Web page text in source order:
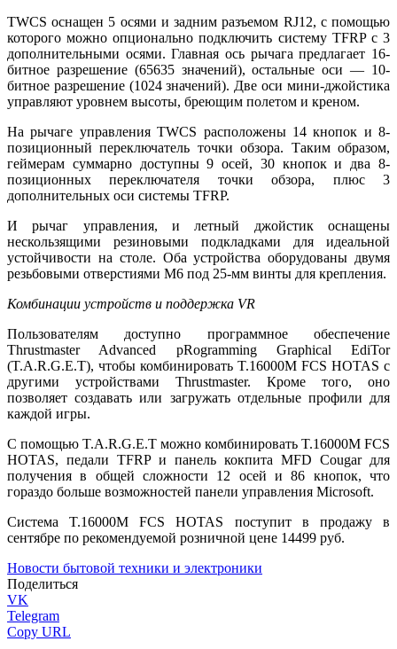
TWCS оснащен 5 осями и задним разъемом RJ12, с помощью
которого можно опционально подключить систему TFRP с 3
дополнительными осями. Главная ось рычага предлагает 16-
битное разрешение (65635 значений), остальные оси — 10-
битное разрешение (1024 значений). Две оси мини-джойстика
управляют уровнем высоты, бреющим полетом и креном.
На рычаге управления TWCS расположены 14 кнопок и 8-
позиционный переключатель точки обзора. Таким образом,
геймерам суммарно доступны 9 осей, 30 кнопок и два 8-
позиционных переключателя точки обзора, плюс 3
дополнительных оси системы TFRP.
И рычаг управления, и летный джойстик оснащены
нескользящими резиновыми подкладками для идеальной
устойчивости на столе. Оба устройства оборудованы двумя
резьбовыми отверстиями M6 под 25-мм винты для крепления.
Комбинации устройств и поддержка VR
Пользователям доступно программное обеспечение
Thrustmaster Advanced pRogramming Graphical EdiTor
(T.A.R.G.E.T), чтобы комбинировать T.16000M FCS HOTAS с
другими устройствами Thrustmaster. Кроме того, оно
позволяет создавать или загружать отдельные профили для
каждой игры.
С помощью T.A.R.G.E.T можно комбинировать T.16000M FCS
HOTAS, педали TFRP и панель кокпита MFD Cougar для
получения в общей сложности 12 осей и 86 кнопок, что
гораздо больше возможностей панели управления Microsoft.
Система T.16000M FCS HOTAS поступит в продажу в
сентябре по рекомендуемой розничной цене 14499 руб.
Новости бытовой техники и электроники
Поделиться
VK
Telegram
Copy URL